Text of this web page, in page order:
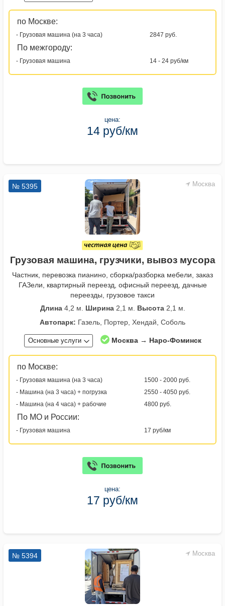
по Москве:
- Грузовая машина (на 3 часа) 2847 руб.
По межгороду:
- Грузовая машина 14 - 24 руб/км
цена:
14 руб/км
Москва
№ 5395
Грузовая машина, грузчики, вывоз мусора
Частник, перевозка пианино, сборка/разборка мебели, заказ
ГАЗели, квартирный переезд, офисный переезд, дачные
переезды, грузовое такси
Длина4,2 м. Ширина2,1 м. Высота2,1 м.
Автопарк: Газель, Портер, Хендай, Соболь
Основные услуги Москва → Наро-Фоминск
по Москве:
- Грузовая машина (на 3 часа)
1500 - 2000 руб.
- Машина (на 3 часа) + погрузка
2550 - 4050 руб.
- Машина (на 4 часа) + рабочие
4800 руб.
По МО и России:
- Грузовая машина 17 руб/км
цена:
17 руб/км
Москва
№ 5394